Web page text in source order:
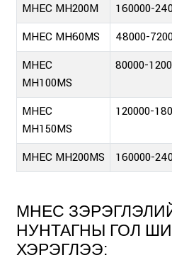
MHEC MH200M
160000-
MHEC MH60MS
48000-
MHEC
MH100MS
80000-
MHEC
MH150MS
120000-
MHEC MH200MS 160000-
MHEC
НУНТАГНЫ ГОЛ
ХЭРЭГЛЭЭ: